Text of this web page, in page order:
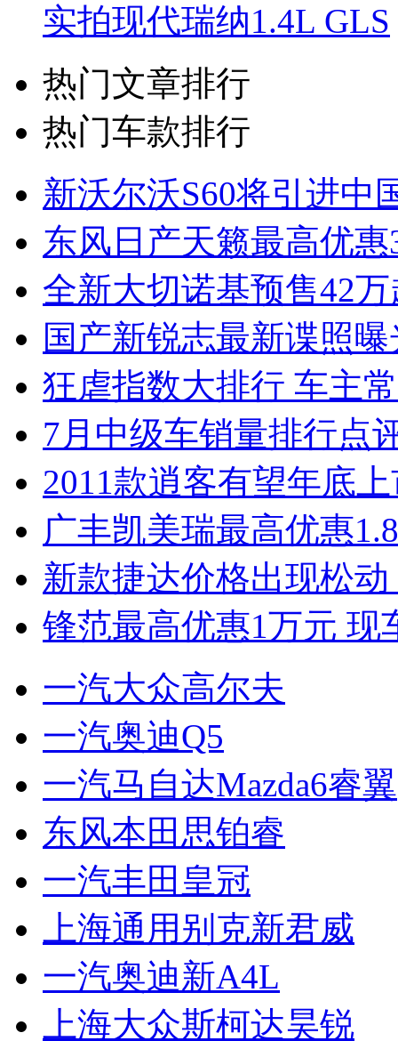
实拍现代瑞纳1.4L GLS
热门文章排行
热门车款排行
新沃尔沃S60将引进中
东风日产天籁最高优
全新大切诺基预售42
国产新锐志最新谍照
狂虐指数大排行 车主
7月中级车销量排行点
2011款逍客有望年底
广丰凯美瑞最高优惠
新款捷达价格出现松
锋范最高优惠1万元 现
一汽大众高尔夫
一汽奥迪Q5
一汽马自达Mazda6睿翼
东风本田思铂睿
一汽丰田皇冠
上海通用别克新君威
一汽奥迪新A4L
上海大众斯柯达昊锐